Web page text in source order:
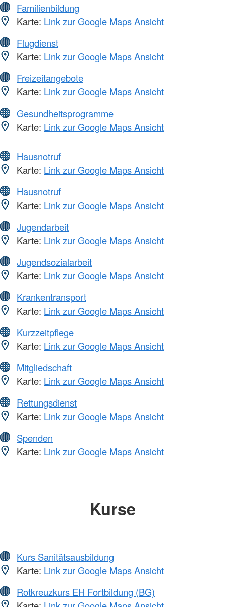
Familienbildung
Karte: Link zur Google Maps Ansicht
Flugdienst
Karte: Link zur Google Maps Ansicht
Freizeitangebote
Karte: Link zur Google Maps Ansicht
Gesundheitsprogramme
Karte: Link zur Google Maps Ansicht
Hausnotruf
Karte: Link zur Google Maps Ansicht
Hausnotruf
Karte: Link zur Google Maps Ansicht
Jugendarbeit
Karte: Link zur Google Maps Ansicht
Jugendsozialarbeit
Karte: Link zur Google Maps Ansicht
Krankentransport
Karte: Link zur Google Maps Ansicht
Kurzzeitpflege
Karte: Link zur Google Maps Ansicht
Mitgliedschaft
Karte: Link zur Google Maps Ansicht
Rettungsdienst
Karte: Link zur Google Maps Ansicht
Spenden
Karte: Link zur Google Maps Ansicht
Kurse
Kurs Sanitätsausbildung
Karte: Link zur Google Maps Ansicht
Rotkreuzkurs EH Fortbildung (BG)